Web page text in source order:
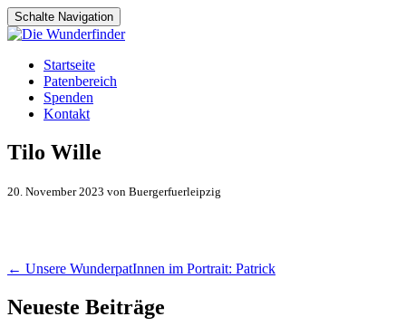
Schalte Navigation
Zum
Inhalt
springen
Startseite
Patenbereich
Spenden
Kontakt
Tilo Wille
20. November 2023 von Buergerfuerleipzig
Artikel-
Navigation
← Unsere WunderpatInnen im Portrait: Patrick
Neueste Beiträge